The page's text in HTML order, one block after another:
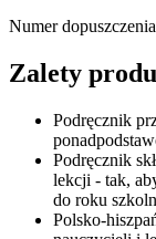
Numer
Zalety
Podręcznik
Podręcznik
lekcji - tak,
do roku
Polsko-